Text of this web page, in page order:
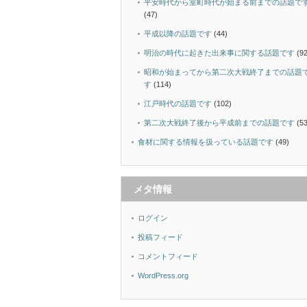
平安時代から室町時代が始まる前までの話題で
(47)
平成以降の話題です (44)
明治の時代に起きた出来事に関する話題です
昭和が始まってから第二次大戦終了までの話題
す (114)
江戸時代の話題です (102)
第二次大戦終了後から平成前までの話題です
食材に関する情報を扱っている話題です (49)
メタ情報
ログイン
投稿フィード
コメントフィード
WordPress.org